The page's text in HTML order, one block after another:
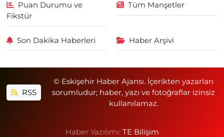
Puan Durumu ve
Fikstür
Tüm Manşetler
Son Dakika Haberleri Haber Arşivi
RSS
© Eskişehir Haber Ajansı. İçerikten yazarları
sorumludur; haber, yazı ve fotoğraflar izinsiz
kullanılamaz.
Haber Yazılımı: TE Bilişim